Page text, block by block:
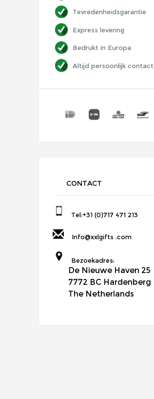
Tevredenheidsgarantie
Express levering
Bedrukt in Europa
Altijd persoonlijk contact
CONTACT
Tel:+31 (0)717 471 213
Info@xxlgifts .com
Bezoekadres:
De Nieuwe Haven 25
7772 BC Hardenberg
The Netherlands